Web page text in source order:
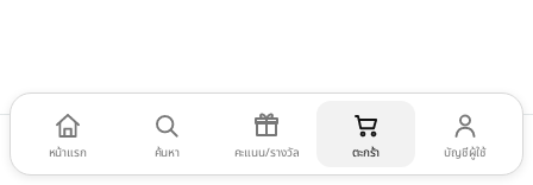
หน้าแรก ค้นหา คะแนน/รางวัล ตะกร้า บัญชีผู้ใช้